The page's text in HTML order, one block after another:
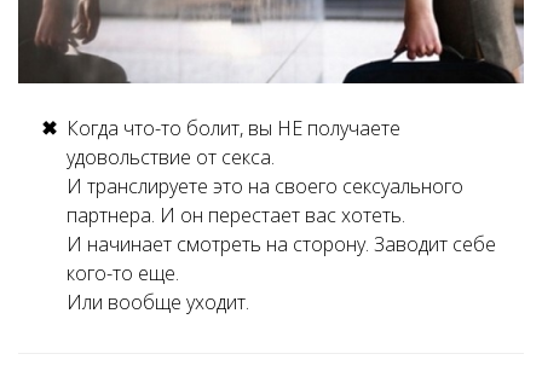
Когда что-то болит, вы НЕ получаете
удовольствие от секса.
И транслируете это на своего сексуального
партнера. И он перестает вас хотеть.
И начинает смотреть на сторону. Заводит себе
кого-то еще.
Или вообще уходит.